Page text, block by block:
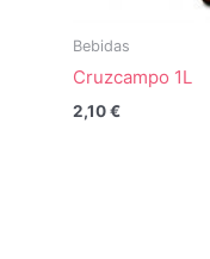
Bebidas
Cruzcampo 1L
2,10€